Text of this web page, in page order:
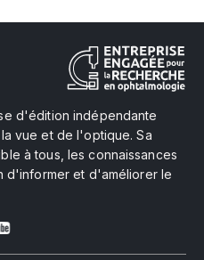
d'édition indépendante
vue et de l'optique. Sa
à tous, les connaissances
d'informer et d'améliorer le